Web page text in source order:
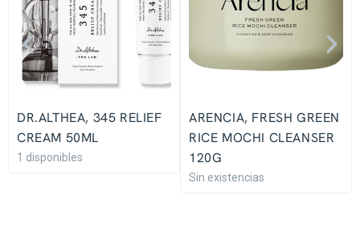
DR.ALTHEA, 345 RELIEF
CREAM 50ML
1 disponibles
ARENCIA, FRESH GREEN
RICE MOCHI CLEANSER
120G
Sin existencias